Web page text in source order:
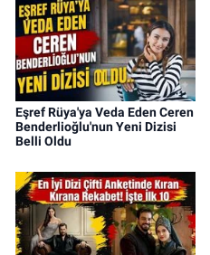
Eşref Rüya'ya Veda Eden Ceren
Benderlioğlu'nun Yeni Dizisi
Belli Oldu